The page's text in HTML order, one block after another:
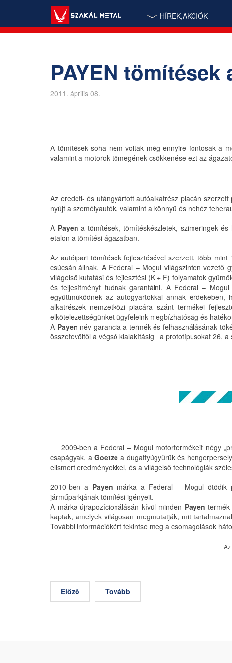
HÍREK,AKCIÓK
PAYEN tömítések
2011. április 08.
A tömítések soha nem voltak még ennyire fontosak a
valamint a motorok tömegének csökkenése ezt az
Az eredeti- és utángyártott autóalkatrész piacán
nyújt a személyautók, valamint a könnyű és nehéz
A Payen a tömítések, tömítéskészletek, szimeringek
etalon a tömítési ágazatban.
Az autóipari tömítések fejlesztésével szerzett, több
csúcsán állnak. A Federal – Mogul világszinten vezető
világelső kutatási és fejlesztési (K + F) folyamatok
és teljesítményt tudnak garantálni. A Federal –
együttműködnek az autógyártókkal annak
alkatrészek nemzetközi piacára szánt termékei
elkötelezettségünket ügyfeleink megbízhatóság és
A Payen név garancia a termék és felhasználásának
összetevőitől a végső kialakításig, a prototípusokat 26,
2009-ben a Federal – Mogul motortermékeit négy
csapágyak, aGoetze a dugattyúgyűrűk és
elismert eredményekkel, és a világelső technológiák
2010-ben a Payen márka a Federal – Mogul ötödik
járműparkjának tömítési igényeit.
A márka újrapozícionálásán kívül minden Payen
kaptak, amelyek világosan megmutatják, mit
További információkért tekintse meg a csomagolások
Az
Előző Tovább